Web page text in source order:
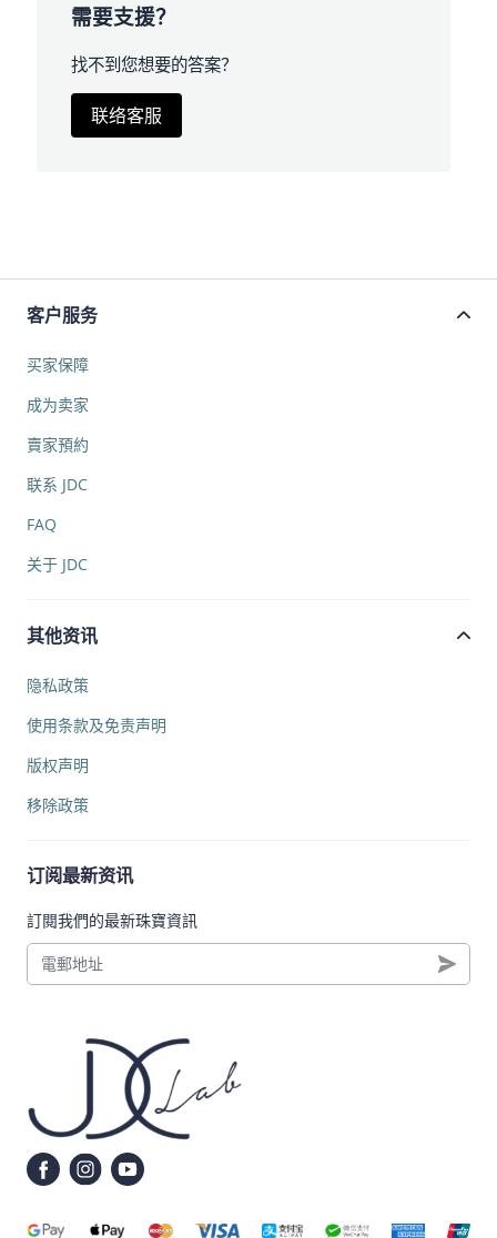
需要支援？
找不到您想要的答案？
联络客服
客户服务
买家保障
成为卖家
賣家預約
联系 JDC
FAQ
关于 JDC
其他资讯
隐私政策
使用条款及免责声明
版权声明
移除政策
订阅最新资讯
訂閱我們的最新珠寶資訊